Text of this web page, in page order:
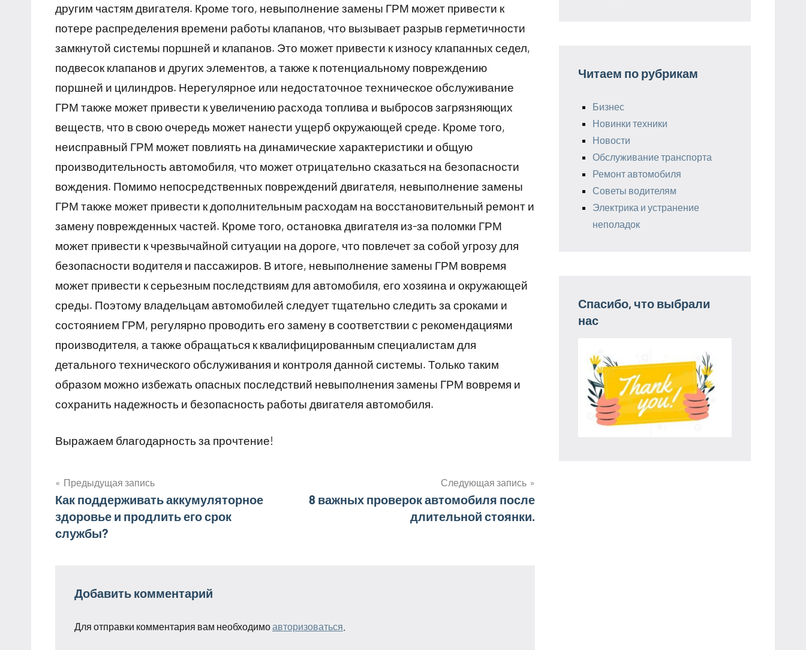
другим частям двигателя. Кроме того, невыполнение замены ГРМ может привести к
потере распределения времени работы клапанов, что вызывает разрыв герметичности
замкнутой системы поршней и клапанов. Это может привести к износу клапанных седел,
подвесок клапанов и других элементов, а также к потенциальному повреждению
поршней и цилиндров. Нерегулярное или недостаточное техническое обслуживание
ГРМ также может привести к увеличению расхода топлива и выбросов загрязняющих
веществ, что в свою очередь может нанести ущерб окружающей среде. Кроме того,
неисправный ГРМ может повлиять на динамические характеристики и общую
производительность автомобиля, что может отрицательно сказаться на безопасности
вождения. Помимо непосредственных повреждений двигателя, невыполнение замены
ГРМ также может привести к дополнительным расходам на восстановительный ремонт и
замену поврежденных частей. Кроме того, остановка двигателя из-за поломки ГРМ
может привести к чрезвычайной ситуации на дороге, что повлечет за собой угрозу для
безопасности водителя и пассажиров. В итоге, невыполнение замены ГРМ вовремя
может привести к серьезным последствиям для автомобиля, его хозяина и окружающей
среды. Поэтому владельцам автомобилей следует тщательно следить за сроками и
состоянием ГРМ, регулярно проводить его замену в соответствии с рекомендациями
производителя, а также обращаться к квалифицированным специалистам для
детального технического обслуживания и контроля данной системы. Только таким
образом можно избежать опасных последствий невыполнения замены ГРМ вовремя и
сохранить надежность и безопасность работы двигателя автомобиля.
Выражаем благодарность за прочтение!
Навигация
по
Предыдущая запись
Как поддерживать аккумуляторное
здоровье и продлить его срок
службы?
Следующая запись
8 важных проверок автомобиля после
длительной стоянки.
Добавить комментарий
Для отправки комментария вам необходимоавторизоваться
Читаем по рубрикам
Бизнес
Новинки техники
Новости
Обслуживание транспорта
Ремонт автомобиля
Советы водителям
Электрика и устранение
неполадок
Спасибо, что выбрали
нас